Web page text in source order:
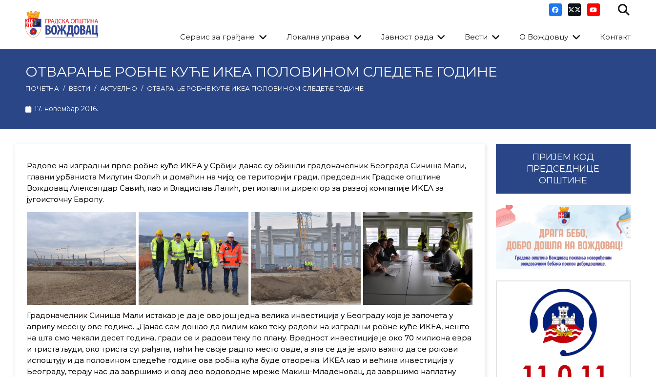
Сервис за грађане Локална управа Јавност рада Вести О Вождовцу Контакт
ОТВАРАЊЕ РОБНЕ КУЋЕ ИКЕА ПОЛОВИНОМ СЛЕДЕЋЕ ГОДИНЕ
ПОЧЕТНА / ВЕСТИ / АКТУЕЛНО / ОТВАРАЊЕ РОБНЕ КУЋЕ ИКЕА ПОЛОВИНОМ СЛЕДЕЋЕ ГОДИНЕ
17. новембар 2016.
Радове на изградњи прве робне куће ИКЕА у Србији данас су обишли градоначелник Београда Синиша Мали,
главни урбаниста Милутин Фолић и домаћин на чијој се територији гради, председник Градске општине
Вождовац Александар Савић, као и Владислав Лалић, регионални директор за развој компаније ИKEA за
југоисточну Европу.
Градоначелник Синиша Мали истакао је да је ово још једна велика инвестиција у Београду која је започета у
априлу месецу ове године. „Данас сам дошао да видим како теку радови на изградњи робне куће ИКЕА, нешто
на шта смо чекали десет година, гради се и радови теку по плану. Вредност инвестиције је око 70 милиона евра
и триста људи, око триста суграђана, наћи ће своје радно место овде, а зна се да је врло важно да се рокови
испоштују и да половином следеће године ова робна кућа буде отворена. ИКЕА као и већина инвестиција у
Београду, терају нас да завршимо и овај део водоводне мреже Макиш-Младеновац, да завршимо наплатну
ПРИЈЕМ КОД
ПРЕДСЕДНИЦЕ
ОПШТИНЕ